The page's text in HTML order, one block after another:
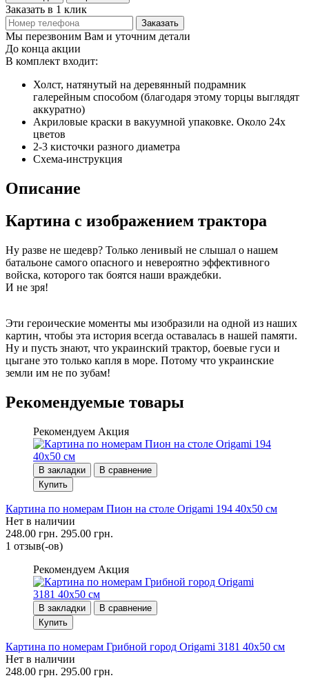
Заказать в 1 клик
Заказать
Мы перезвоним Вам и уточним детали
До конца акции
В комплект входит:
Холст, натянутый на деревянный подрамник
галерейным способом (благодаря этому торцы выглядят
аккуратно)
Акриловые краски в вакуумной упаковке. Около 24х
цветов
2-3 кисточки разного диаметра
Схема-инструкция
Описание
Картина с изображением трактора
Ну разве не шедевр? Только ленивый не слышал о нашем
батальоне самого опасного и невероятно эффективного
войска, которого так боятся наши враждебки.
И не зря!
Эти героические моменты мы изобразили на одной из наших
картин, чтобы эта история всегда оставалась в нашей памяти.
Ну и пусть знают, что украинский трактор, боевые гуси и
цыгане это только капля в море. Потому что украинские
земли им не по зубам!
Рекомендуемые товары
Рекомендуем Акция
В закладки
В сравнение
Купить
Картина по номерам Пион на столе Origami 194 40x50 см
Нет в наличии
248.00 грн. 295.00 грн.
1 отзыв(-ов)
Рекомендуем Акция
В закладки
В сравнение
Купить
Картина по номерам Грибной город Origami 3181 40x50 см
Нет в наличии
248.00 грн. 295.00 грн.